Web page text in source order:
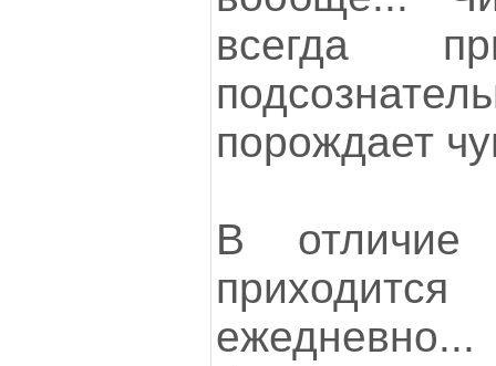
всегда
порождает
В